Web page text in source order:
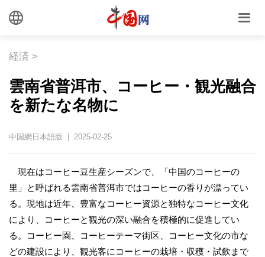
経済 >
雲南省普洱市、コーヒー・観光融合
を新たな名物に
中国網日本語版 | 2025-02-25
現在はコーヒー豆生産シーズンで、「中国のコーヒーの
里」と呼ばれる雲南省普洱市ではコーヒーの香りが漂ってい
る。現地は近年、豊富なコーヒー資源と独特なコーヒー文化
により、コーヒーと観光の深い融合を積極的に促進してい
る。コーヒー園、コーヒーテーマ街区、コーヒー文化の市な
どの建設により、観光客にコーヒーの栽培・収穫・試飲まで